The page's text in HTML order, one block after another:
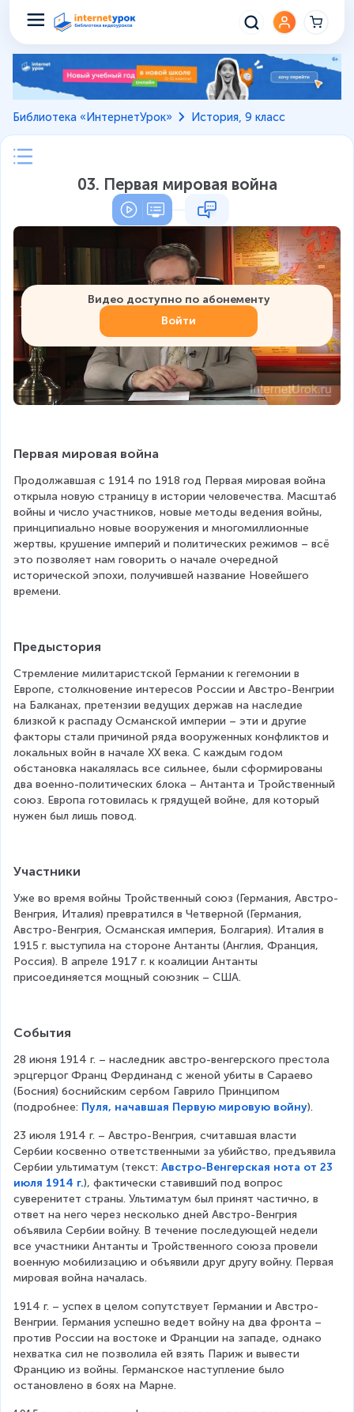
Библиотека «ИнтернетУрок» История, 9 класс
03. Первая мировая война
Видео доступно по абонементу
Войти
Первая мировая война
Продолжавшая с 1914 по 1918 год Первая мировая война
открыла новую страницу в истории человечества. Масштаб
войны и число участников, новые методы ведения войны,
принципиально новые вооружения и многомиллионные
жертвы, крушение империй и политических режимов – всё
это позволяет нам говорить о начале очередной
исторической эпохи, получившей название Новейшего
времени.
Предыстория
Стремление милитаристской Германии к гегемонии в
Европе, столкновение интересов России и Австро-Венгрии
на Балканах, претензии ведущих держав на наследие
близкой к распаду Османской империи – эти и другие
факторы стали причиной ряда вооруженных конфликтов и
локальных войн в начале XX века. С каждым годом
обстановка накалялась все сильнее, были сформированы
два военно-политических блока – Антанта и Тройственный
союз. Европа готовилась к грядущей войне, для который
нужен был лишь повод.
Участники
Уже во время войны Тройственный союз (Германия, Австро-
Венгрия, Италия) превратился в Четверной (Германия,
Австро-Венгрия, Османская империя, Болгария). Италия в
1915 г. выступила на стороне Антанты (Англия, Франция,
Россия). В апреле 1917 г. к коалиции Антанты
присоединяется мощный союзник – США.
События
28 июня 1914 г. – наследник австро-венгерского престола
эрцгерцог Франц Фердинанд с женой убиты в Сараево
(Босния) боснийским сербом Гаврило Принципом
(подробнее: Пуля, начавшая Первую мировую войну).
23 июля 1914 г. – Австро-Венгрия, считавшая власти
Сербии косвенно ответственными за убийство, предъявила
Сербии ультиматум (текст: Австро-Венгерская нота от 23
июля 1914 г.), фактически ставивший под вопрос
суверенитет страны. Ультиматум был принят частично, в
ответ на него через несколько дней Австро-Венгрия
объявила Сербии войну. В течение последующей недели
все участники Антанты и Тройственного союза провели
военную мобилизацию и объявили друг другу войну. Первая
мировая война началась.
1914 г. – успех в целом сопутствует Германии и Австро-
Венгрии. Германия успешно ведет войну на два фронта –
против России на востоке и Франции на западе, однако
нехватка сил не позволила ей взять Париж и вывести
Францию из войны. Германское наступление было
остановлено в боях на Марне.